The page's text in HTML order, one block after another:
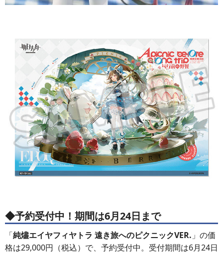
◆予約受付中！期間は6月24日まで
「純燼エイヤフィヤトラ 遠き旅へのピクニックVER. 」の価
格は29,000円（税込）で、予約受付中。受付期間は6月24日